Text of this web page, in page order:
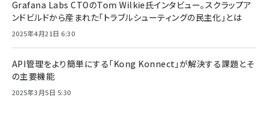
Grafana Labs CTOのTom Wilkie氏インタビュー。スクラップア
ンドビルドから産まれた「トラブルシューティングの民主化」とは
2025年4月21日 6:30
API管理をより簡単にする「Kong Konnect」が解決する課題とそ
の主要機能
2025年3月5日 5:30